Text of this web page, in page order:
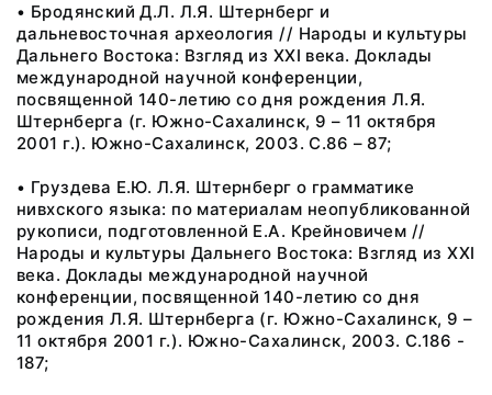
• Бродянский Д.Л. Л.Я. Штернберг и
дальневосточная археология // Народы и культуры
Дальнего Востока: Взгляд из XXI века. Доклады
международной научной конференции,
посвященной 140-летию со дня рождения Л.Я.
Штернберга (г. Южно-Сахалинск, 9 – 11 октября
2001 г.). Южно-Сахалинск, 2003. С.86 – 87;
• Груздева Е.Ю. Л.Я. Штернберг о грамматике
нивхского языка: по материалам неопубликованной
рукописи, подготовленной Е.А. Крейновичем //
Народы и культуры Дальнего Востока: Взгляд из XXI
века. Доклады международной научной
конференции, посвященной 140-летию со дня
рождения Л.Я. Штернберга (г. Южно-Сахалинск, 9 –
11 октября 2001 г.). Южно-Сахалинск, 2003. С.186 -
187;